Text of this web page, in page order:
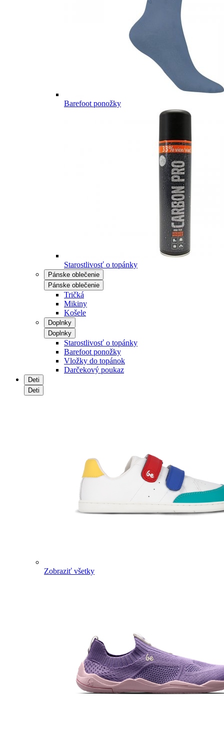
Barefoot ponožky
Starostlivosť o topánky
Pánske oblečenie
Pánske oblečenie
Tričká
Mikiny
Košele
Doplnky
Doplnky
Starostlivosť o topánky
Barefoot ponožky
Vložky do topánok
Darčekový poukaz
Deti
Deti
Zobraziť všetky